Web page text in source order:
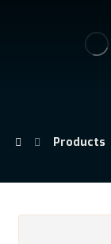
Products